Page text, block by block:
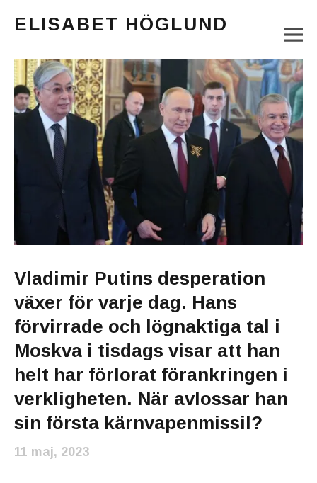
ELISABET HÖGLUND
Main Menu
Vladimir Putins desperation
växer för varje dag. Hans
förvirrade och lögnaktiga tal i
Moskva i tisdags visar att han
helt har förlorat förankringen i
verkligheten. När avlossar han
sin första kärnvapenmissil?
11 maj, 2023